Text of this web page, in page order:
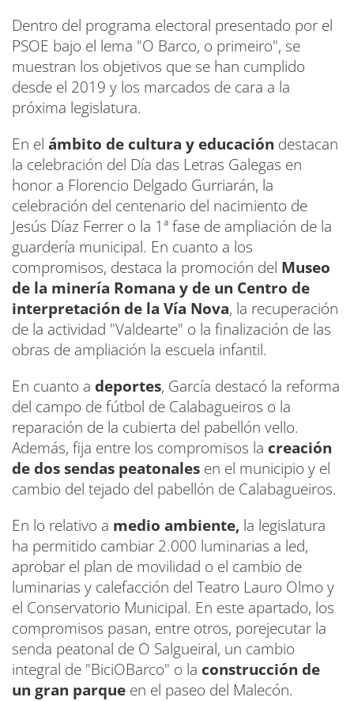
Dentro del programa electoral presentado por el
PSOE bajo el lema "O Barco, o primeiro", se
muestran los objetivos que se han cumplido
desde el 2019 y los marcados de cara a la
próxima legislatura.
En el ámbito de cultura y educación destacan
la celebración del Día das Letras Galegas en
honor a Florencio Delgado Gurriarán, la
celebración del centenario del nacimiento de
Jesús Díaz Ferrer o la 1ª fase de ampliación de la
guardería municipal. En cuanto a los
compromisos, destaca la promoción del Museo
de la minería Romana y de un Centro de
interpretación de la Vía Nova, la recuperación
de la actividad "Valdearte" o la finalización de las
obras de ampliación la escuela infantil.
En cuanto a deportes, García destacó la reforma
del campo de fútbol de Calabagueiros o la
reparación de la cubierta del pabellón vello.
Además, fija entre los compromisos la creación
de dos sendas peatonales en el municipio y el
cambio del tejado del pabellón de Calabagueiros.
En lo relativo a medio ambiente, la legislatura
ha permitido cambiar 2.000 luminarias a led,
aprobar el plan de movilidad o el cambio de
luminarias y calefacción del Teatro Lauro Olmo y
el Conservatorio Municipal. En este apartado, los
compromisos pasan, entre otros, porejecutar la
senda peatonal de O Salgueiral, un cambio
integral de "BiciOBarco" o la construcción de
un gran parque en el paseo del Malecón.